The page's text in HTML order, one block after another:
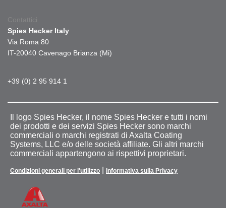
Contattici
Spies Hecker Italy
Via Roma 80
IT-20040 Cavenago Brianza (Mi)
+39 (0) 2 95 914 1
Il logo Spies Hecker, il nome Spies Hecker e tutti i nomi
dei prodotti e dei servizi Spies Hecker sono marchi
commerciali o marchi registrati di Axalta Coating
Systems, LLC e/o delle società affiliate. Gli altri marchi
commerciali appartengono ai rispettivi proprietari.
Condizioni generali per l'utilizzo Informativa sulla Privacy